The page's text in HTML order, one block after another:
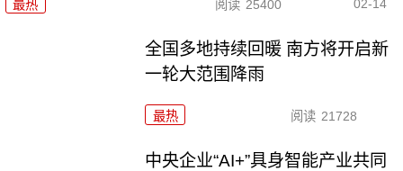
最热 阅读 25400 02-14
全国多地持续回暖 南方将开启新
一轮大范围降雨
最热 阅读 21728
中央企业“AI+”具身智能产业共同